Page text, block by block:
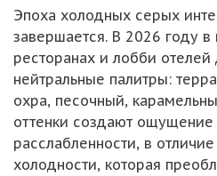
Эпоха холодных серых
завершается. В 2026 году в
ресторанах и лобби
нейтральные палитры:
охра, песочный,
оттенки создают ощущение
расслабленности, в
холодности, которая